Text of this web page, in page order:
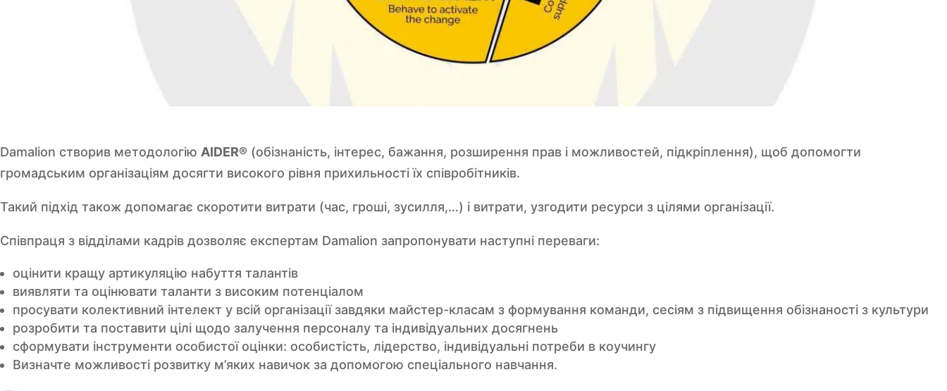
Damalion створив методологію AIDER® (обізнаність, інтерес, бажання, розширення прав і можливостей, підкріплення), щоб допомогти
громадським організаціям досягти високого рівня прихильності їх співробітників.
Такий підхід також допомагає скоротити витрати (час, гроші, зусилля,…) і витрати, узгодити ресурси з цілями організації.
Співпраця з відділами кадрів дозволяє експертам Damalion запропонувати наступні переваги:
оцінити кращу артикуляцію набуття талантів
виявляти та оцінювати таланти з високим потенціалом
просувати колективний інтелект у всій організації завдяки майстер-класам з формування команди, сесіям з підвищення обізнаності з культури
розробити та поставити цілі щодо залучення персоналу та індивідуальних досягнень
сформувати інструменти особистої оцінки: особистість, лідерство, індивідуальні потреби в коучингу
Визначте можливості розвитку м’яких навичок за допомогою спеціального навчання.